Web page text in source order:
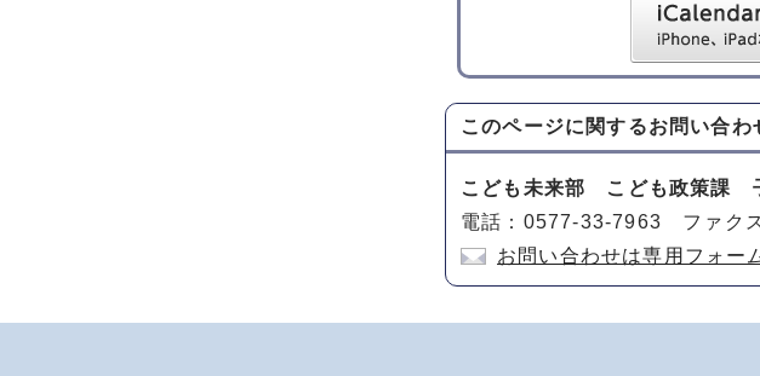
このページに関するお問い合わ
こども未来部 こども政策課
電話：0577-33-7963 ファク
お問い合わせは専用フォー